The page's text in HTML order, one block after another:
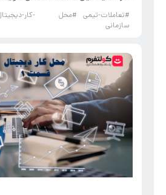
#تعاملات-تیمی #محل -کار-
سازمانی